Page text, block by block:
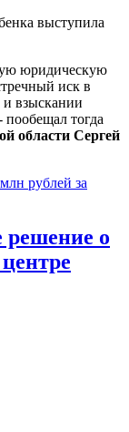
выступила
юридическую
иск в
и взыскании
пообещал тогда
области Сергей
рублей за
решение о